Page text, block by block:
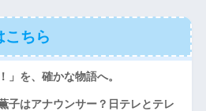
こちら
」を、確かな物語へ。
子はアナウンサー？日テレとテレ